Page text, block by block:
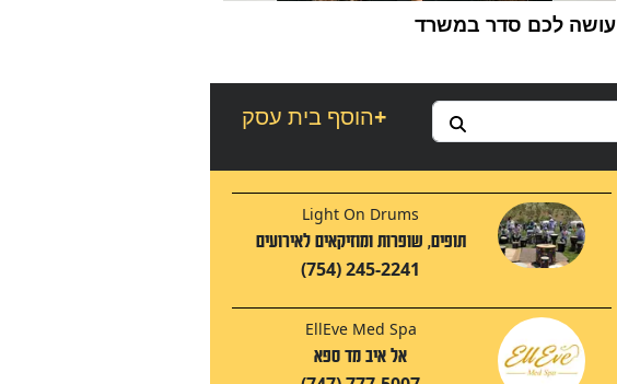
עושה לכם סדר במשרד
הוסף בית עסק+
Light On Drums
תופים, שופרות ומוזיקאים לאירועים
(754) 245-2241
EllEve Med Spa
אל איב מד ספא